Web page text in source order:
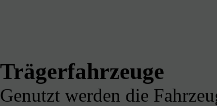
Trägerfahrzeuge
Genutzt werden die